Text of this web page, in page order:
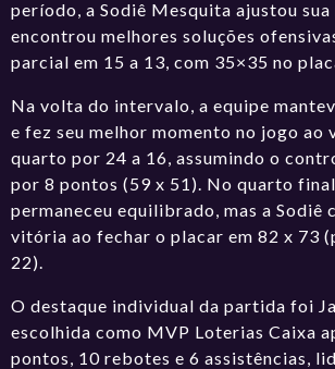
período, a Sodiê Mesquita ajustou sua
encontrou melhores soluções
parcial em 15 a 13, com 35×35 no
Na volta do intervalo, a equipe
e fez seu melhor momento no jogo ao
quarto por 24 a 16, assumindo o
por 8 pontos (59 x 51). No quarto
permaneceu equilibrado, mas a Sodiê
vitória ao fechar o placar em 82 x 73
22).
O destaque individual da partida foi
escolhida como MVP Loterias Caixa
pontos, 10 rebotes e 6 assistências,